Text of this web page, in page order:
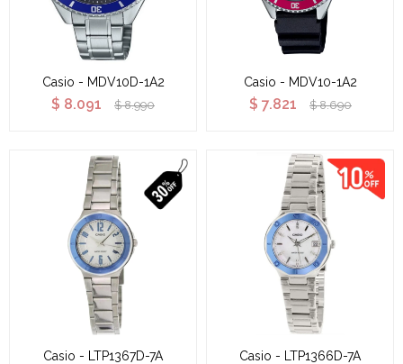
Casio - MDV10D-1A2
$ 8.091 $ 8.990
Casio - MDV10-1A2
$ 7.821 $ 8.690
Casio - LTP1367D-7A Casio - LTP1366D-7A